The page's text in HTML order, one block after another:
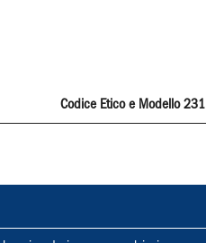
Codice Etico e Modello 231